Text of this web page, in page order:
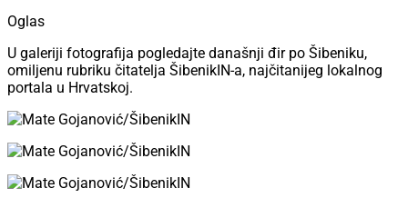
Oglas
U galeriji fotografija pogledajte današnji đir po Šibeniku,
omiljenu rubriku čitatelja ŠibenikIN-a, najčitanijeg lokalnog
portala u Hrvatskoj.